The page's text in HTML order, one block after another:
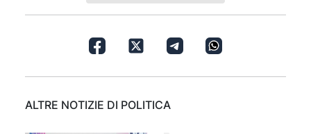
ALTRE NOTIZIE DI POLITICA